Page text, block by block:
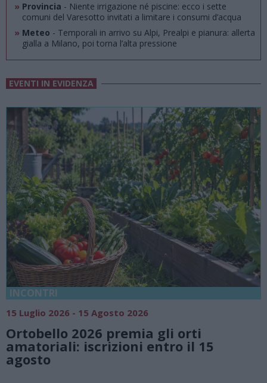
» Provincia - Niente irrigazione né piscine: ecco i sette
comuni del Varesotto invitati a limitare i consumi d’acqua
» Meteo - Temporali in arrivo su Alpi, Prealpi e pianura: allerta
gialla a Milano, poi torna l’alta pressione
EVENTI IN EVIDENZA
18 Luglio 2026 - 15 Agosto 2026
Vivi l’estate a Villa Fogazzaro Roi. Tra
natura e atmosfere senza tempo sul
Lago di Lugano
Valsolda